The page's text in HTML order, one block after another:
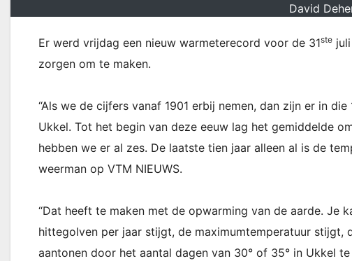
David
Er werd vrijdag een nieuw warmeterecord voor de 31ste
zorgen om te maken.
“Als we de cijfers vanaf 1901 erbij nemen, dan zijn er in
Ukkel. Tot het begin van deze eeuw lag het gemiddelde
hebben we er al zes. De laatste tien jaar alleen al is de
weerman op VTM NIEUWS.
“Dat heeft te maken met de opwarming van de aarde. Je
hittegolven per jaar stijgt, de maximumtemperatuur
aantonen door het aantal dagen van 30° of 35° in Ukkel